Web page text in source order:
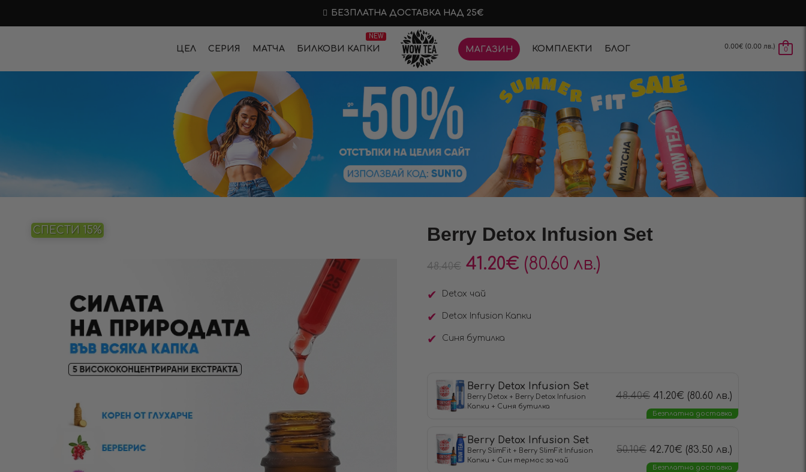
БЕЗПЛАТНА ДОСТАВКА НАД 25€
ЦЕЛ СЕРИЯ МАТЧА
NEW
БИЛКОВИ КАПКИ МАГАЗИН КОМПЛЕКТИ БЛОГ 0.00€ (0.00 лв.) 0
СПЕСТИ 15% Berry Detox Infusion Set
48.40€ 41.20€ (80.60 лв.)
Detox чай
Detox Infusiоn Капки
Синя бутилка
Berry Detox Infusion Set
Berry Detox + Berry Detox Infusion
Капки + Синя бутилка
48.40€ 41.20€ (80.60 лв.)
Безплатна доставка
Berry Detox Infusion Set
Berry SlimFit + Berry SlimFit Infusion
Капки + Син термос за чай
50.10€ 42.70€ (83.50 лв.)
Безплатна доставка